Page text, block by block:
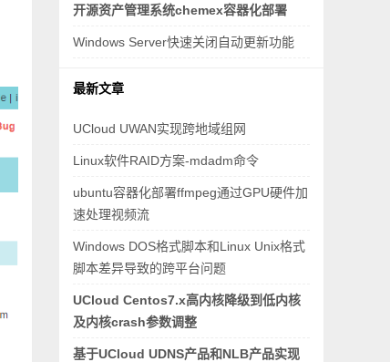
开源资产管理系统chemex容器化部署
Windows Server快速关闭自动更新功能
最新文章
UCloud UWAN实现跨地域组网
Linux软件RAID方案-mdadm命令
ubuntu容器化部署ffmpeg通过GPU硬件加
速处理视频流
Windows DOS格式脚本和Linux Unix格式
脚本差异导致的跨平台问题
UCloud Centos7.x高内核降级到低内核
及内核crash参数调整
基于UCloud UDNS产品和NLB产品实现